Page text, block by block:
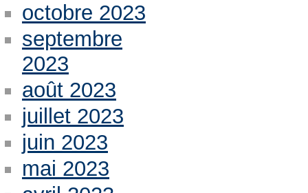
octobre 2023
septembre
2023
août 2023
juillet 2023
juin 2023
mai 2023